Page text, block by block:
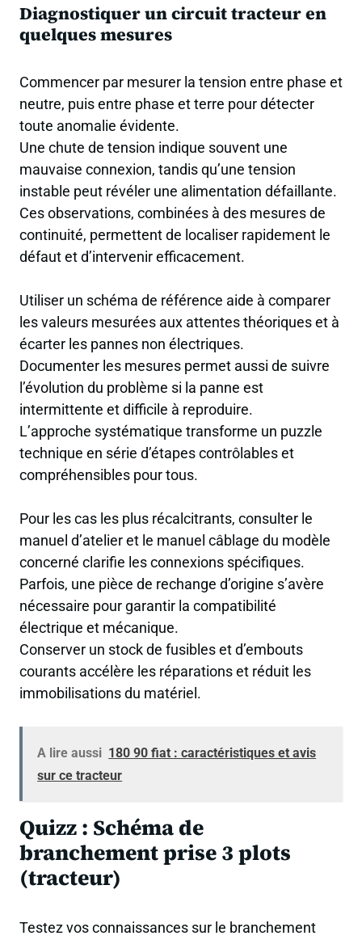
Diagnostiquer un circuit tracteur en
quelques mesures
Commencer par mesurer la tension entre phase et
neutre, puis entre phase et terre pour détecter
toute anomalie évidente.
Une chute de tension indique souvent une
mauvaise connexion, tandis qu’une tension
instable peut révéler une alimentation défaillante.
Ces observations, combinées à des mesures de
continuité, permettent de localiser rapidement le
défaut et d’intervenir efficacement.
Utiliser un schéma de référence aide à comparer
les valeurs mesurées aux attentes théoriques et à
écarter les pannes non électriques.
Documenter les mesures permet aussi de suivre
l’évolution du problème si la panne est
intermittente et difficile à reproduire.
L’approche systématique transforme un puzzle
technique en série d’étapes contrôlables et
compréhensibles pour tous.
Pour les cas les plus récalcitrants, consulter le
manuel d’atelier et le manuel câblage du modèle
concerné clarifie les connexions spécifiques.
Parfois, une pièce de rechange d’origine s’avère
nécessaire pour garantir la compatibilité
électrique et mécanique.
Conserver un stock de fusibles et d’embouts
courants accélère les réparations et réduit les
immobilisations du matériel.
A lire aussi 180 90 fiat : caractéristiques et avis
sur ce tracteur
Quizz : Schéma de
branchement prise 3 plots
(tracteur)
Testez vos connaissances sur le branchement